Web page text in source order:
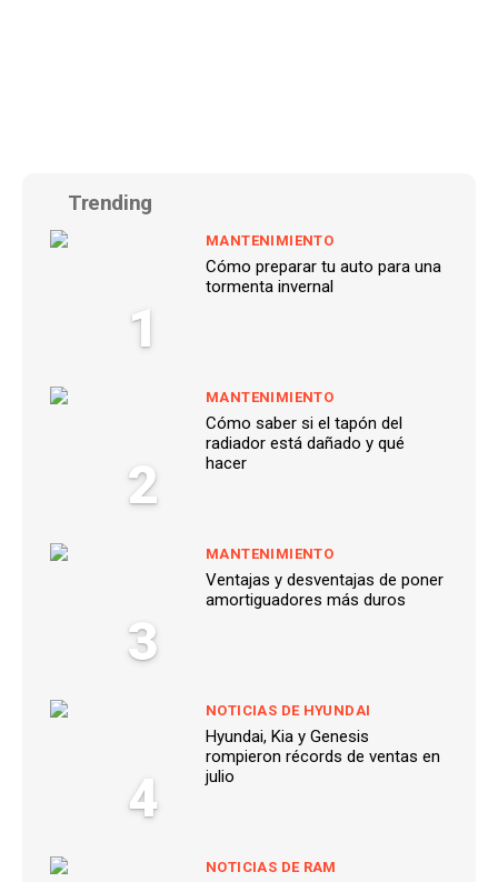
Trending
1
MANTENIMIENTO
Cómo preparar tu auto para una
tormenta invernal
2
MANTENIMIENTO
Cómo saber si el tapón del
radiador está dañado y qué
hacer
3
MANTENIMIENTO
Ventajas y desventajas de poner
amortiguadores más duros
4
NOTICIAS DE HYUNDAI
Hyundai, Kia y Genesis
rompieron récords de ventas en
julio
NOTICIAS DE RAM